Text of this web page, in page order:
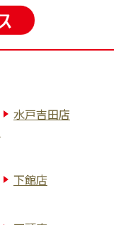
水戸吉田店
下館店